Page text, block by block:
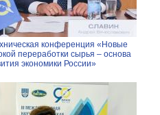
конференция «Новые
переработки сырья – основа
экономики России»